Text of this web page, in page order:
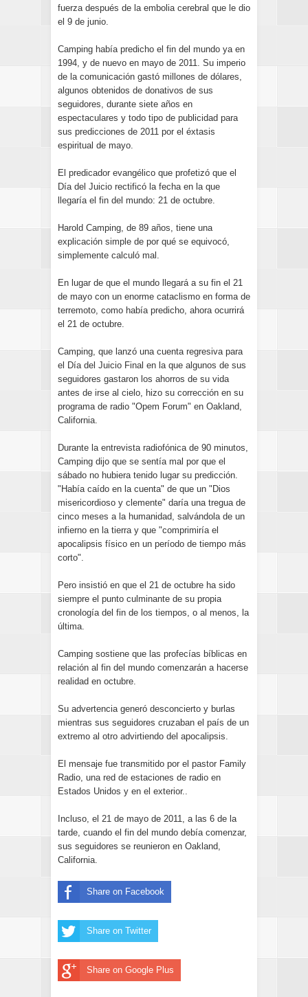
fuerza después de la embolia cerebral que le dio
el 9 de junio.
Camping había predicho el fin del mundo ya en
1994, y de nuevo en mayo de 2011. Su imperio
de la comunicación gastó millones de dólares,
algunos obtenidos de donativos de sus
seguidores, durante siete años en
espectaculares y todo tipo de publicidad para
sus predicciones de 2011 por el éxtasis
espiritual de mayo.
El predicador evangélico que profetizó que el
Día del Juicio rectificó la fecha en la que
llegaría el fin del mundo: 21 de octubre.
Harold Camping, de 89 años, tiene una
explicación simple de por qué se equivocó,
simplemente calculó mal.
En lugar de que el mundo llegará a su fin el 21
de mayo con un enorme cataclismo en forma de
terremoto, como había predicho, ahora ocurrirá
el 21 de octubre.
Camping, que lanzó una cuenta regresiva para
el Día del Juicio Final en la que algunos de sus
seguidores gastaron los ahorros de su vida
antes de irse al cielo, hizo su corrección en su
programa de radio "Opem Forum" en Oakland,
California.
Durante la entrevista radiofónica de 90 minutos,
Camping dijo que se sentía mal por que el
sábado no hubiera tenido lugar su predicción.
"Había caído en la cuenta" de que un "Dios
misericordioso y clemente" daría una tregua de
cinco meses a la humanidad, salvándola de un
infierno en la tierra y que "comprimiría el
apocalipsis físico en un período de tiempo más
corto".
Pero insistió en que el 21 de octubre ha sido
siempre el punto culminante de su propia
cronología del fin de los tiempos, o al menos, la
última.
Camping sostiene que las profecías bíblicas en
relación al fin del mundo comenzarán a hacerse
realidad en octubre.
Su advertencia generó desconcierto y burlas
mientras sus seguidores cruzaban el país de un
extremo al otro advirtiendo del apocalipsis.
El mensaje fue transmitido por el pastor Family
Radio, una red de estaciones de radio en
Estados Unidos y en el exterior..
Incluso, el 21 de mayo de 2011, a las 6 de la
tarde, cuando el fin del mundo debía comenzar,
sus seguidores se reunieron en Oakland,
California.
Share on Facebook
Share on Twitter
Share on Google Plus